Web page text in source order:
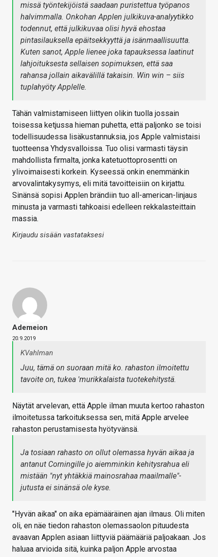
missä työntekijöistä saadaan puristettua työpanos
halvimmalla. Onkohan Applen julkikuva-analyytikko
todennut, että julkikuvaa olisi hyvä ehostaa
pintasilauksella epäitsekkyyttä ja isänmaallisuutta.
Kuten sanot, Apple lienee joka tapauksessa laatinut
lahjoituksesta sellaisen sopimuksen, että saa
rahansa jollain aikavälillä takaisin. Win win – siis
tuplahyöty Applelle.
Tähän valmistamiseen liittyen olikin tuolla jossain
toisessa ketjussa hieman puhetta, että paljonko se toisi
todellisuudessa lisäkustannuksia, jos Apple valmistaisi
tuotteensa Yhdysvalloissa. Tuo olisi varmasti täysin
mahdollista firmalta, jonka katetuottoprosentti on
ylivoimaisesti korkein. Kyseessä onkin enemmänkin
arvovalintakysymys, eli mitä tavoitteisiin on kirjattu.
Sinänsä sopisi Applen brändiin tuo all-american-linjaus
minusta ja varmasti tahkoaisi edelleen rekkalasteittain
massia.
Kirjaudu sisään vastataksesi
Ademeion
20.9.2019
KVahlman
Juu, tämä on suoraan mitä ko. rahaston ilmoitettu
tavoite on, tukea 'murikkalaista tuotekehitystä.
Näytät arvelevan, että Apple ilman muuta kertoo rahaston
ilmoitetussa tarkoituksessa sen, mitä Apple arvelee
rahaston perustamisesta hyötyvänsä.
Ja tosiaan rahasto on ollut olemassa hyvän aikaa ja
antanut Corningille jo aiemminkin kehitysrahua eli
mistään "nyt yhtäkkiä mainosrahaa maailmalle"-
jutusta ei sinänsä ole kyse.
"Hyvän aikaa" on aika epämääräinen ajan ilmaus. Oli miten
oli, en näe tiedon rahaston olemassaolon pituudesta
avaavan Applen asiaan liittyviä päämääriä paljoakaan. Jos
haluaa arvioida sitä, kuinka paljon Apple arvostaa